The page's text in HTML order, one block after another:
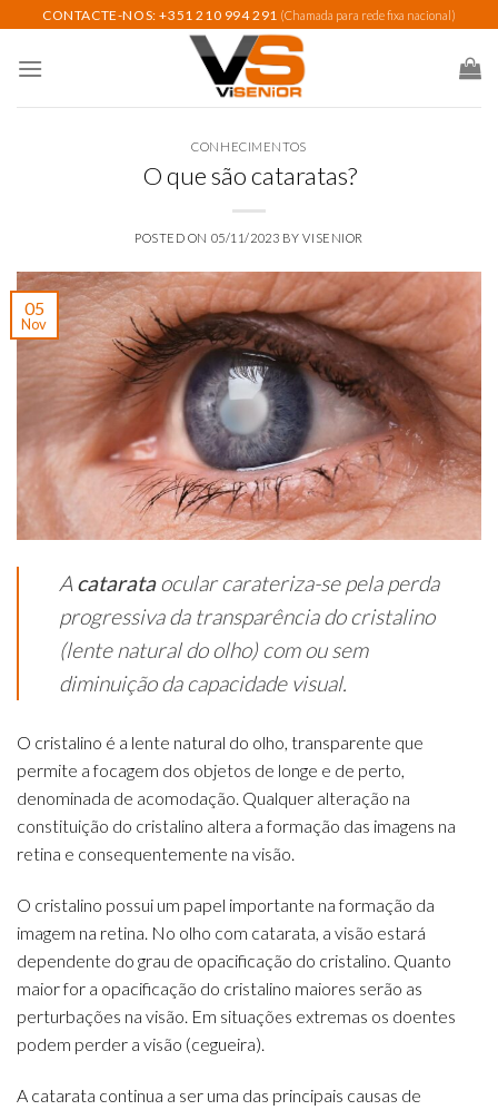
content
CONTACTE-NOS: +351 210 994 291 (Chamada para rede fixa nacional)
CONHECIMENTOS
O que são cataratas?
POSTED ON 05/11/2023 BYVISENIOR
05
Nov
A catarataocular carateriza-se pela perda
progressiva da transparência do cristalino
(lente natural do olho) com ou sem
diminuição da capacidade visual.
O cristalino é a lente natural do olho, transparente que
permite a focagem dos objetos de longe e de perto,
denominada de acomodação. Qualquer alteração na
constituição do cristalino altera a formação das imagens na
retina e consequentemente na visão.
O cristalino possui um papel importante na formação da
imagem na retina. No olho com catarata, a visão estará
dependente do grau de opacificação do cristalino. Quanto
maior for a opacificação do cristalino maiores serão as
perturbações na visão. Em situações extremas os doentes
podem perder a visão (cegueira).
A catarata continua a ser uma das principais causas de